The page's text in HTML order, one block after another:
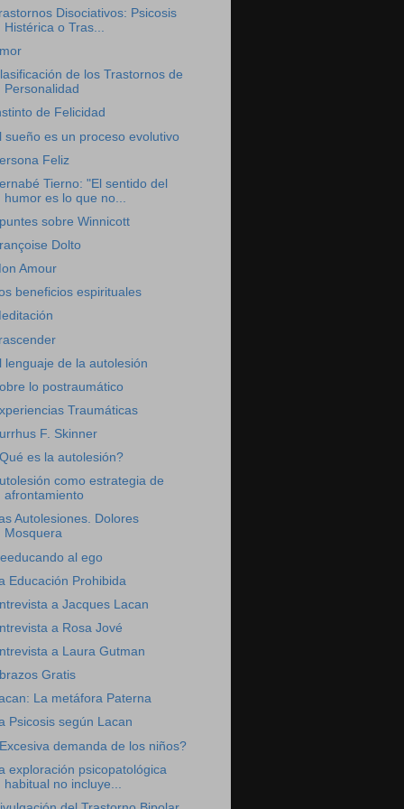
Disociativos: Psicosis
Histérica o Tras...
de los Trastornos de
Personalidad
de Felicidad
sueño es un proceso evolutivo
Feliz
Tierno: "El sentido del
humor es lo que no...
sobre Winnicott
Dolto
Amour
beneficios espirituales
lenguaje de la autolesión
lo postraumático
Traumáticas
F. Skinner
es la autolesión?
como estrategia de
afrontamiento
Autolesiones. Dolores
Mosquera
al ego
Educación Prohibida
a Jacques Lacan
a Rosa Jové
a Laura Gutman
Gratis
La metáfora Paterna
Psicosis según Lacan
demanda de los niños?
exploración psicopatológica
habitual no incluye...